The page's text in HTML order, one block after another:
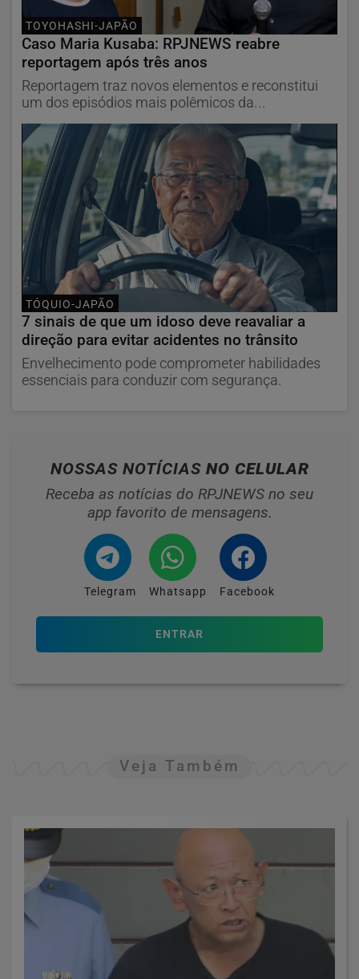
TOYOHASHI-JAPÃO
Caso Maria Kusaba: RPJNEWS reabre
reportagem após três anos
Reportagem traz novos elementos e reconstitui
um dos episódios mais polêmicos da...
TÓQUIO-JAPÃO
7 sinais de que um idoso deve reavaliar a
direção para evitar acidentes no trânsito
Envelhecimento pode comprometer habilidades
essenciais para conduzir com segurança.
NOSSAS NOTÍCIAS NO CELULAR
Receba as notícias do RPJNEWS no seu
app favorito de mensagens.
Telegram Whatsapp Facebook
ENTRAR
Veja Também